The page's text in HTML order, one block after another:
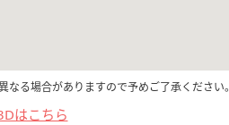
る場合がありますので予めご了承ください。
はこちら